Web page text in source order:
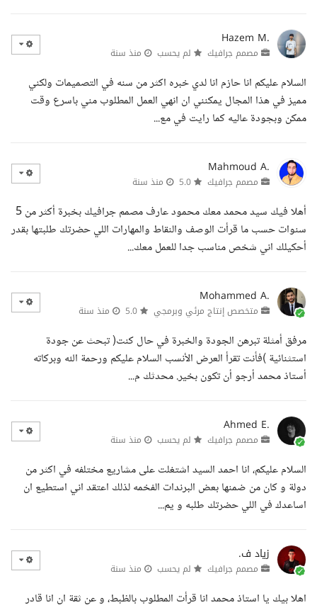
Hazem M.
مصمم جرافيك لم يحسب منذ سنة
السلام عليكم انا حازم انا لدي خبره اكثر من سنه في التصميمات ولكني
مميز في هذا المجال يمكنني ان انهي العمل المطلوب مني باسرع وقت
ممكن وبجودة عاليه كما رايت في مع...
Mahmoud A.
مصمم جرافيك منذ سنة
أهلا فيك سيد محمد معك محمود عارف مصمم جرافيك بخبرة أكثر من 5
سنوات حسب ما قرأت الوصف والنقاط والمهارات اللي حضرتك طلبتها بقدر
أحكيلك اني شخص مناسب جدا للعمل معك...
Mohammed A.
متخصص إنتاج مرئي وبرمجي منذ سنة
مرفق أمثلة تبرهن الجودة والخبرة في حال كنت( تبحث عن جودة
استثنائية )فأنت تقرأ العرض الأنسب السلام عليكم ورحمة الله وبركاته
أستاذ محمد أرجو أن تكون بخير. محدثك م...
Ahmed E.
مصمم جرافيك لم يحسب منذ سنة
السلام عليكم، انا احمد السيد اشتغلت على مشاريع مختلفه في اكثر من
دولة و كان من ضمنها بعض البرندات الفخمه لذلك اعتقد اني استطيع ان
اساعدك في اللي حضرتك طلبه و يم...
زياد ف.
مصمم جرافيك لم يحسب منذ سنة
اهلا بيك يا استاذ محمد انا قرأت المطلوب بالظبط، و عن ثقة ان انا قادر